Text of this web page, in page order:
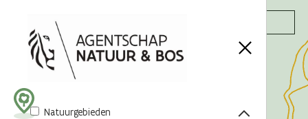
Acties
Natuurgebieden